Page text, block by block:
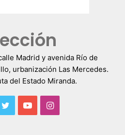
Madrid y avenida Río de
urbanización Las Mercedes.
del Estado Miranda.
TwitterYouTubeInstagram